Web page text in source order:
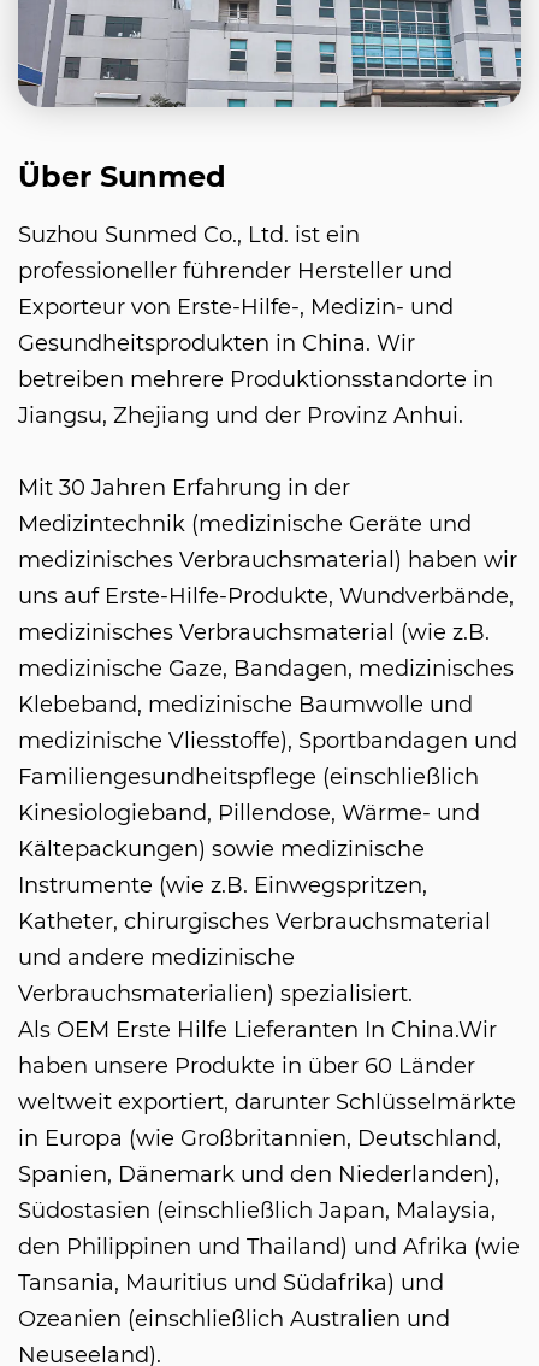
Über Sunmed
Suzhou Sunmed Co., Ltd. ist ein
professioneller führender Hersteller und
Exporteur von Erste-Hilfe-, Medizin- und
Gesundheitsprodukten in China. Wir
betreiben mehrere Produktionsstandorte in
Jiangsu, Zhejiang und der Provinz Anhui.
Mit 30 Jahren Erfahrung in der
Medizintechnik (medizinische Geräte und
medizinisches Verbrauchsmaterial) haben wir
uns auf Erste-Hilfe-Produkte, Wundverbände,
medizinisches Verbrauchsmaterial (wie z.B.
medizinische Gaze, Bandagen, medizinisches
Klebeband, medizinische Baumwolle und
medizinische Vliesstoffe), Sportbandagen und
Familiengesundheitspflege (einschließlich
Kinesiologieband, Pillendose, Wärme- und
Kältepackungen) sowie medizinische
Instrumente (wie z.B. Einwegspritzen,
Katheter, chirurgisches Verbrauchsmaterial
und andere medizinische
Verbrauchsmaterialien) spezialisiert.
Als OEM Erste Hilfe Lieferanten In China.Wir
haben unsere Produkte in über 60 Länder
weltweit exportiert, darunter Schlüsselmärkte
in Europa (wie Großbritannien, Deutschland,
Spanien, Dänemark und den Niederlanden),
Südostasien (einschließlich Japan, Malaysia,
den Philippinen und Thailand) und Afrika (wie
Tansania, Mauritius und Südafrika) und
Ozeanien (einschließlich Australien und
Neuseeland).